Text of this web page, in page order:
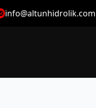
info@altunhidrolik.com